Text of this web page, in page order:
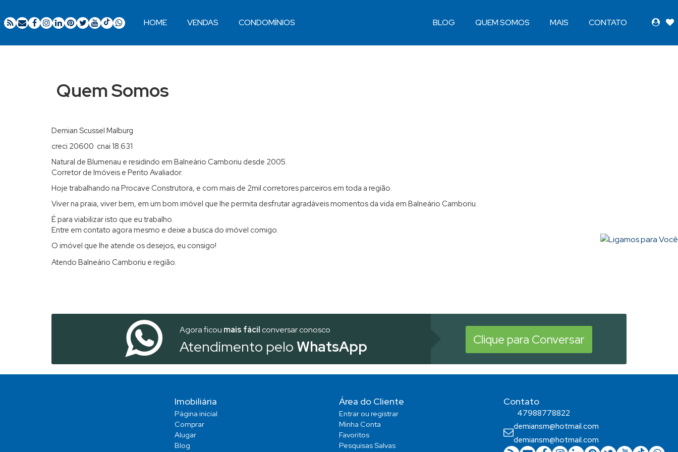
CONDOMÍNIOS
VENDAS
HOME CONTATO
MAIS
QUEM SOMOS
BLOG
Quem Somos
Demian Scussel Malburg
creci 20600 cnai 18.631
Natural de Blumenau e residindo em Balneário Camboriu desde 2005.
Corretor de Imóveis e Perito Avaliador.
Hoje trabalhando na Procave Construtora, e com mais de 2mil corretores parceiros em toda a região.
Viver na praia, viver bem, em um bom imóvel que lhe permita desfrutar agradáveis momentos da vida em Balneário Camboriu.
É para viabilizar isto que eu trabalho.
Entre em contato agora mesmo e deixe a busca do imóvel comigo.
O imóvel que lhe atende os desejos, eu consigo!
Atendo Balneário Camboriu e região.
Agora ficou mais fácil conversar conosco
Atendimento pelo WhatsApp Clique para Conversar
Imobiliária
Página inicial
Comprar
Alugar
Blog
Área do Cliente
Entrar ou registrar
Minha Conta
Favoritos
Pesquisas Salvas
Contato
47988778822
demiansm@hotmail.com
demiansm@hotmail.com